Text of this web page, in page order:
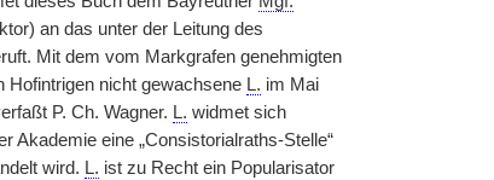
an das unter der Leitung des
Mit dem vom Markgrafen genehmigten
Hofintrigen nicht gewachsene L. im Mai
P. Ch. Wagner. L. widmet sich
Akademie eine „Consistorialraths-Stelle“
wird. L. ist zu Recht ein Popularisator